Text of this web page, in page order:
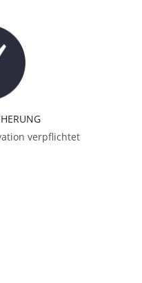
verpflichtet